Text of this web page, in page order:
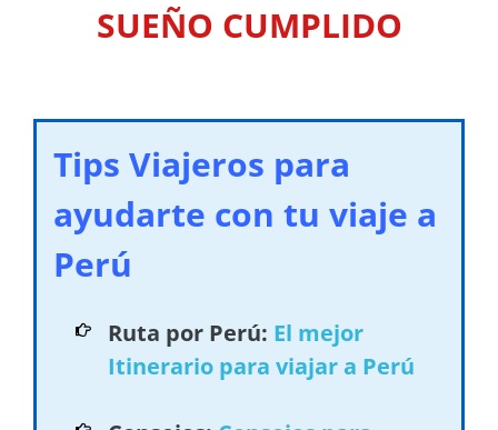
SUEÑO CUMPLIDO
Tips Viajeros para
ayudarte con tu viaje a
Perú
Ruta por Perú: El mejor
Itinerario para viajar a Perú